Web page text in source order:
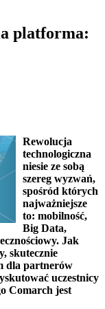
platforma:
Rewolucja
technologiczna
niesie ze sobą
szereg wyzwań,
spośród których
najważniejsze
to: mobilność,
Big Data,
Jak
skutecznie
dla partnerów
uczestnicy
Comarch jest